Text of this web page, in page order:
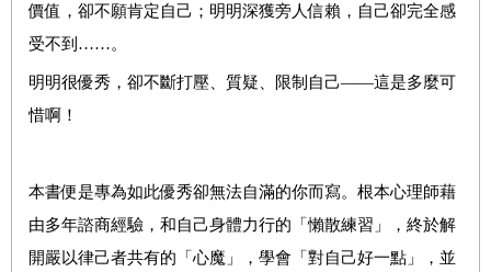
價值，卻不願肯定自己；明明深獲旁人信賴，自己卻完全感
受不到……。
明明很優秀，卻不斷打壓、質疑、限制自己——這是多麼可
惜啊！
本書便是專為如此優秀卻無法自滿的你而寫。根本心理師藉
由多年諮商經驗，和自己身體力行的「懶散練習」，終於解
開嚴以律己者共有的「心魔」，學會「對自己好一點」，並